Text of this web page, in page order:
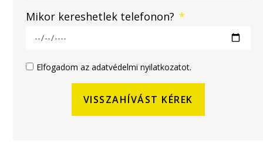
Mikor kereshetlek telefonon?
Elfogadom az adatvédelmi nyilatkozatot.
VISSZAHÍVÁST KÉREK